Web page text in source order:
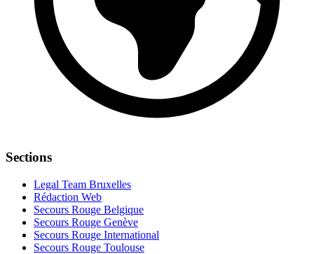
Sections
Legal Team Bruxelles
Rédaction Web
Secours Rouge Belgique
Secours Rouge Genève
Secours Rouge International
Secours Rouge Toulouse